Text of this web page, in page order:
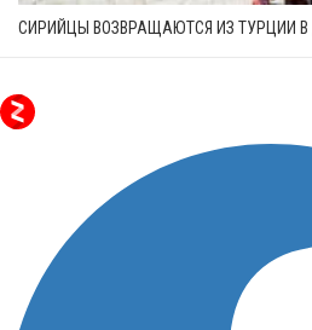
СИРИЙЦЫ ВОЗВРАЩАЮТСЯ ИЗ ТУРЦИИ